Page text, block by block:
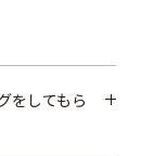
をしてもら